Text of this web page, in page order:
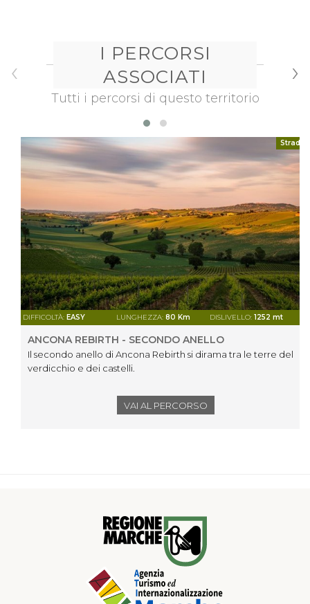
I PERCORSI
ASSOCIATI
Tutti i percorsi di questo territorio
Strada
DIFFICOLTÀ: EASY LUNGHEZZA: 80 Km DISLIVELLO: 1252 mt
ANCONA REBIRTH - SECONDO ANELLO
Il secondo anello di Ancona Rebirth si dirama tra le terre del
verdicchio e dei castelli.
VAI AL PERCORSO
‹ ›